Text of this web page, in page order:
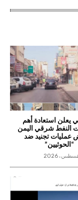
يعلن استعادة أهم
النفط شرقي اليمن
عمليات تجنيد ضد
“الحوثيين”